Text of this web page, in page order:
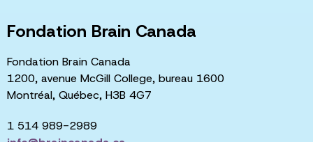
Fondation Brain Canada
Fondation Brain Canada
1200, avenue McGill College, bureau 1600
Montréal, Québec, H3B 4G7
1 514 989-2989